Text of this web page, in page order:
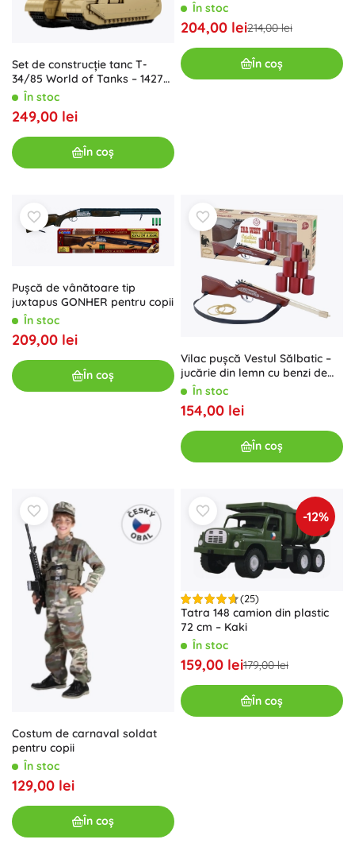
Set de construcție tanc T-
34/85 World of Tanks – 1427
de piese
În stoc
249,00 lei
În coș
În stoc
204,00 lei214,00 lei
În coș
Pușcă de vânătoare tip
juxtapus GONHER pentru copii
În stoc
209,00 lei
În coș
Vilac pușcă Vestul Sălbatic –
jucărie din lemn cu benzi de
cauciuc pentru tras la doze
În stoc
154,00 lei
În coș
Costum de carnaval soldat
pentru copii
În stoc
129,00 lei
În coș
-12%
(25)
Tatra 148 camion din plastic
72 cm – Kaki
În stoc
159,00 lei179,00 lei
În coș